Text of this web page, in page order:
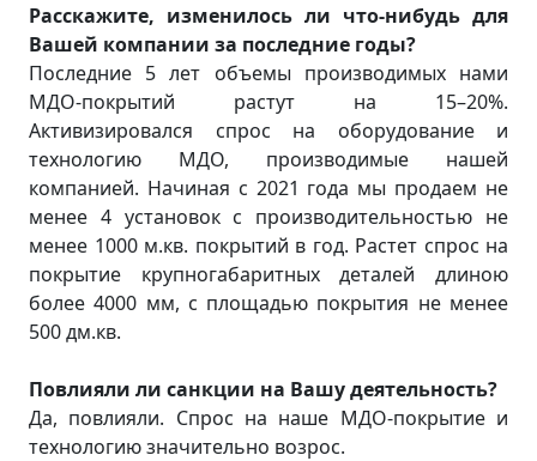
Расскажите, изменилось ли что-нибудь для
Вашей компании за последние годы?
Последние 5 лет объемы производимых нами
МДО-покрытий растут на 15–20%.
Активизировался спрос на оборудование и
технологию МДО, производимые нашей
компанией. Начиная с 2021 года мы продаем не
менее 4 установок с производительностью не
менее 1000 м.кв. покрытий в год. Растет спрос на
покрытие крупногабаритных деталей длиною
более 4000 мм, с площадью покрытия не менее
500 дм.кв.
Повлияли ли санкции на Вашу деятельность?
Да, повлияли. Спрос на наше МДО-покрытие и
технологию значительно возрос.